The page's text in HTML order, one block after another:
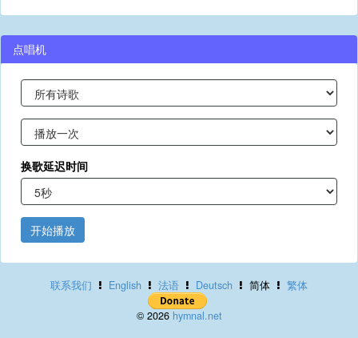
点唱机
换歌延迟时间
开始播放
联系我们 English 法语 Deutsch 简体 繁体
© 2026 hymnal.net